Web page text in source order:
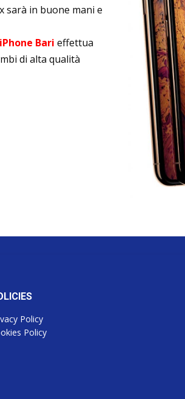
sarà in buone mani e
Bari effettua
di alta qualità
Policy
Policy